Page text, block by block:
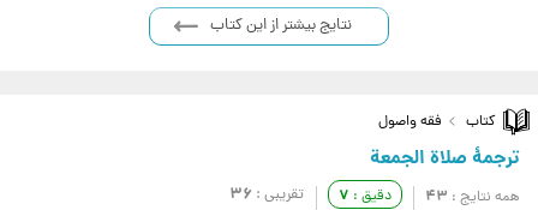
نتایج بیشتر از این کتاب
کتاب فقه واصول
ترجمۀ صلاة الجمعة
همه نتایج : 43 دقیق : 7 تقریبی : 36